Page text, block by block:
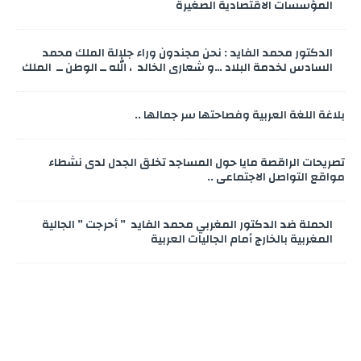
المؤسسات الاقتصادية الصغيرة
الدكتور محمد الفايد : نحن مجندون وراء جلالة الملك محمد
السادس لخدمة البلاد …و شعاري الخالد ، الله ــ الوطن ــ الملك
بلاغة اللغة العربية وفصاحتها سر جمالها ..
تصريحات الراقصة مايا حول المساجد تخلق الجدل لدى نشطاء
مواقع التواصل الاجتماعي ..
الحملة ضد الدكتور المغربي محمد الفايد ” أحرجت ” الجالية
المغربية بالخارج أمام الجاليات العربية